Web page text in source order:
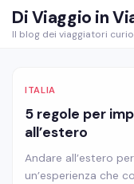
SkipDi Viaggio in
Il blog dei viaggiatori
ITALIA
5 regole per
all’estero
Andare all’estero
un’esperienza che